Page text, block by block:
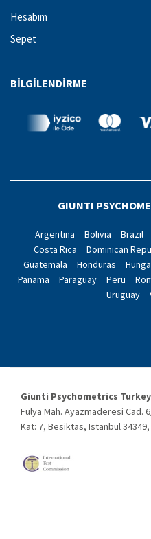
Hesabım
Sepet
BILGILENDIRME
GIUNTI
Argentina Bolivia Brazil
Costa Rica
Dominican
Guatemala
Honduras
Panama
Paraguay Peru
Uruguay
Giunti Psychometrics Turkey
Fulya Mah. Ayazmaderesi Cad.
Kat: 7, Besiktas, Istanbul